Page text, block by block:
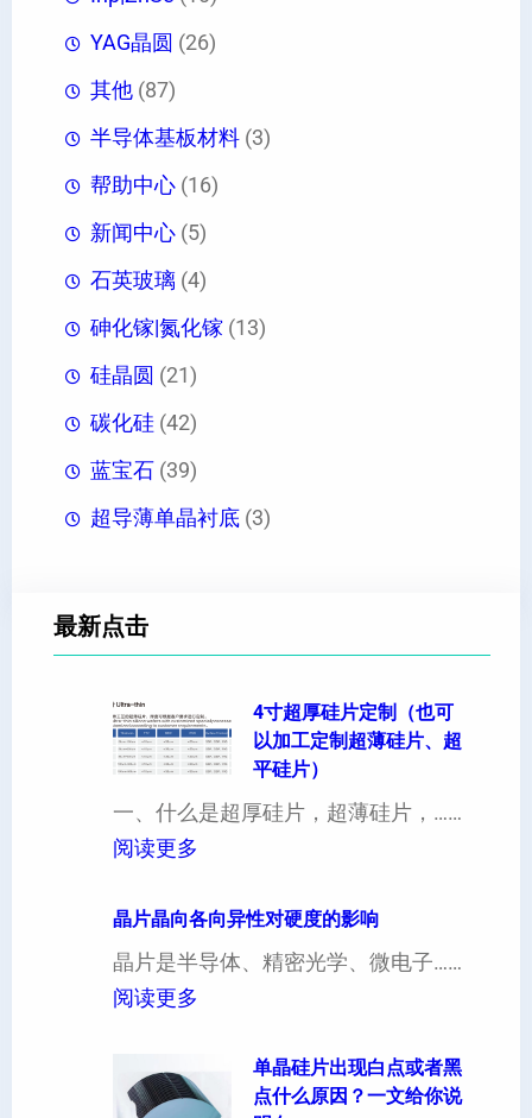
YAG晶圆 (26)
其他 (87)
半导体基板材料 (3)
帮助中心 (16)
新闻中心 (5)
石英玻璃 (4)
砷化镓|氮化镓 (13)
硅晶圆 (21)
碳化硅 (42)
蓝宝石 (39)
超导薄单晶衬底 (3)
最新点击
4寸超厚硅片定制（也可
以加工定制超薄硅片、超
平硅片）
一、什么是超厚硅片，超薄硅片，……
阅读更多
寸
超
定
晶片晶向各向异性对硬度的影响
晶片是半导体、精密光学、微电子……
阅读更多
晶
单晶硅片出现白点或者黑
点什么原因？一文给你说